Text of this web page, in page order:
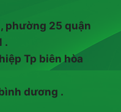
phường 25 quận
.
Tp biên hòa
dương .